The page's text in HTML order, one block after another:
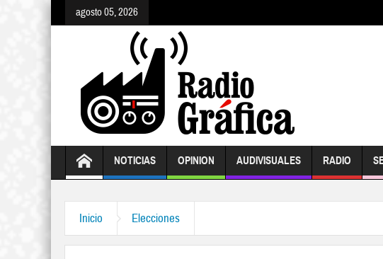
agosto 05, 2026
NOTICIAS OPINION AUDIVISUALES RADIO
Inicio Elecciones